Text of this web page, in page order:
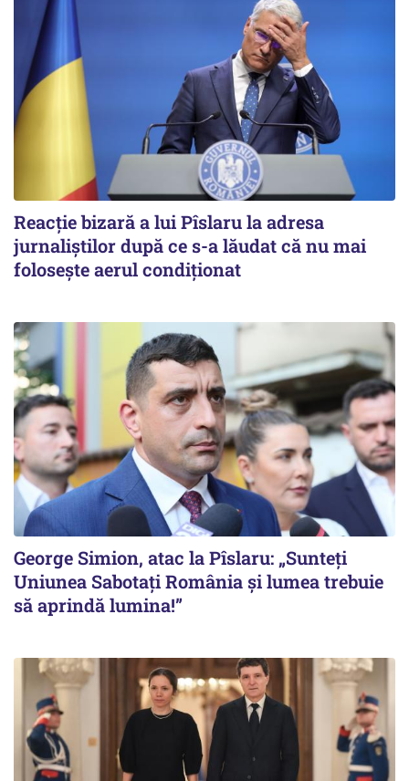
Reacție bizară a lui Pîslaru la adresa
jurnaliștilor după ce s-a lăudat că nu mai
folosește aerul condiționat
George Simion, atac la Pîslaru: „Sunteți
Uniunea Sabotați România și lumea trebuie
să aprindă lumina!”